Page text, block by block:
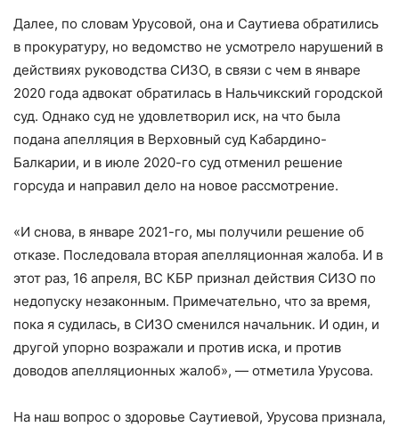
Далее, по словам Урусовой, она и Саутиева обратились
в прокуратуру, но ведомство не усмотрело нарушений в
действиях руководства СИЗО, в связи с чем в январе
2020 года адвокат обратилась в Нальчикский городской
суд. Однако суд не удовлетворил иск, на что была
подана апелляция в Верховный суд Кабардино-
Балкарии, и в июле 2020-го суд отменил решение
горсуда и направил дело на новое рассмотрение.
«И снова, в январе 2021-го, мы получили решение об
отказе. Последовала вторая апелляционная жалоба. И в
этот раз, 16 апреля, ВС КБР признал действия СИЗО по
недопуску незаконным. Примечательно, что за время,
пока я судилась, в СИЗО сменился начальник. И один, и
другой упорно возражали и против иска, и против
доводов апелляционных жалоб», — отметила Урусова.
На наш вопрос о здоровье Саутиевой, Урусова признала,